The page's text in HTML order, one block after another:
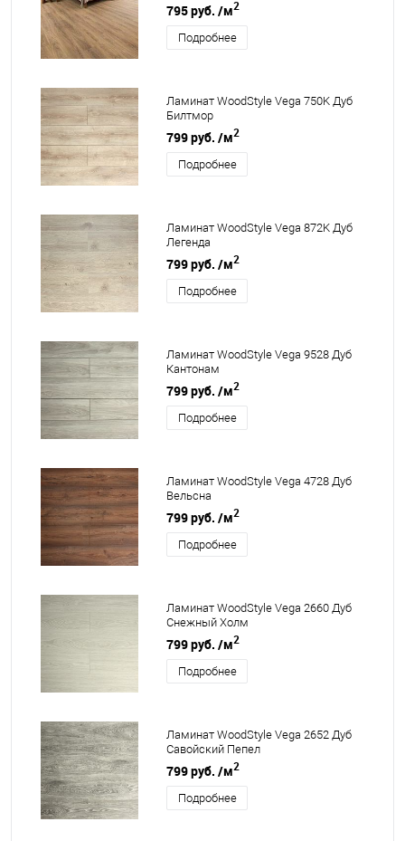
795 руб. /м2
Подробнее
Ламинат WoodStyle Vega 750K Дуб
Билтмор
799 руб. /м2
Подробнее
Ламинат WoodStyle Vega 872K Дуб
Легенда
799 руб. /м2
Подробнее
Ламинат WoodStyle Vega 9528 Дуб
Кантонам
799 руб. /м2
Подробнее
Ламинат WoodStyle Vega 4728 Дуб
Вельсна
799 руб. /м2
Подробнее
Ламинат WoodStyle Vega 2660 Дуб
Снежный Холм
799 руб. /м2
Подробнее
Ламинат WoodStyle Vega 2652 Дуб
Савойский Пепел
799 руб. /м2
Подробнее